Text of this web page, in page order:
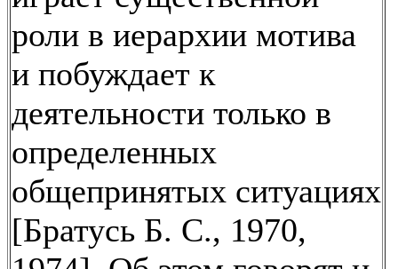
роли в иерархии мотива
и побуждает к
деятельности только в
определенных
общепринятых ситуациях
[Братусь Б. С., 1970,